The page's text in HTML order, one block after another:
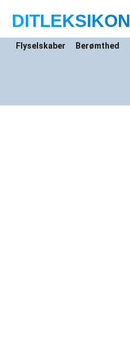
DITLEKSIKON
Flyselskaber Berømthed